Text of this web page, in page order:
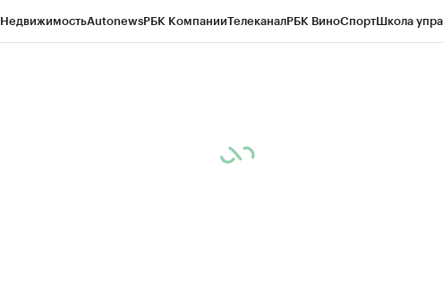
НедвижимостьAutonewsРБК КомпанииТелеканалРБК ВиноСпортШкола